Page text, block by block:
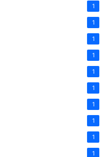
1
1
1
1
1
1
1
1
1
1